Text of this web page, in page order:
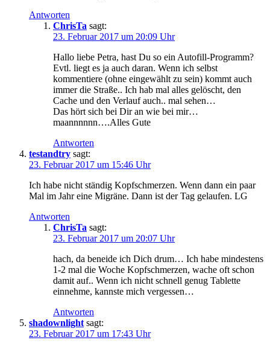
Antworten
ChrisTa sagt:
23. Februar 2017 um 20:09 Uhr
Hallo liebe Petra, hast Du so ein Autofill-Programm?
Evtl. liegt es ja auch daran. Wenn ich selbst
kommentiere (ohne eingewählt zu sein) kommt auch
immer die Straße.. Ich hab mal alles gelöscht, den
Cache und den Verlauf auch.. mal sehen…
Das hört sich bei Dir an wie bei mir…
maannnnnn….Alles Gute
Antworten
testandtry sagt:
23. Februar 2017 um 15:46 Uhr
Ich habe nicht ständig Kopfschmerzen. Wenn dann ein paar
Mal im Jahr eine Migräne. Dann ist der Tag gelaufen. LG
Antworten
ChrisTa sagt:
23. Februar 2017 um 20:07 Uhr
hach, da beneide ich Dich drum… Ich habe mindestens
1-2 mal die Woche Kopfschmerzen, wache oft schon
damit auf.. Wenn ich nicht schnell genug Tablette
einnehme, kannste mich vergessen…
Antworten
shadownlight sagt:
23. Februar 2017 um 17:43 Uhr